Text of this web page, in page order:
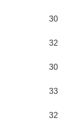
30
32
30
33
32